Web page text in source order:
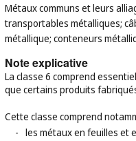
Métaux communs et leurs
transportables métalliques;
métallique; conteneurs
Note explicative
La classe 6 comprend
que certains produits
Cette classe comprend
- les métaux en feuilles et